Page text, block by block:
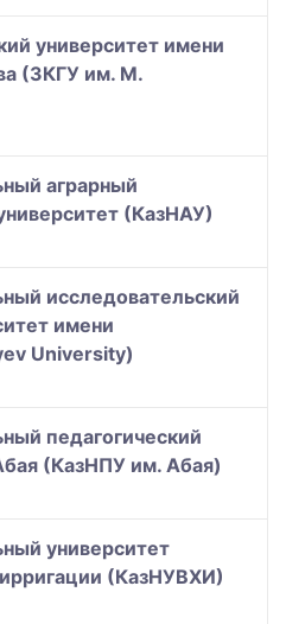
университет имени
(ЗКГУ им. М.
аграрный
(КазНАУ)
исследовательский
имени
University)
педагогический
(КазНПУ им. Абая)
университет
ирригации (КазНУВХИ)